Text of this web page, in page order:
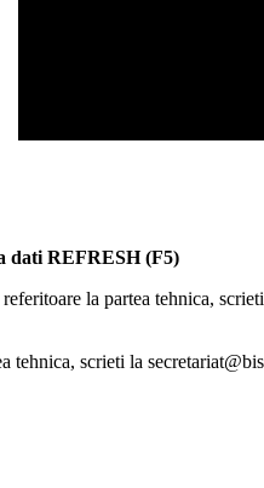
dati REFRESH (F5)
la partea tehnica,
tehnica, scrieti la